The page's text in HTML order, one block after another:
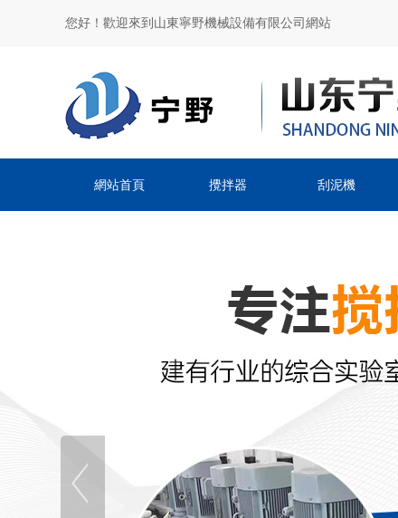
您好！歡迎來到山東寧野機械設備有限公司網站
網站首頁 攪拌器 刮泥機